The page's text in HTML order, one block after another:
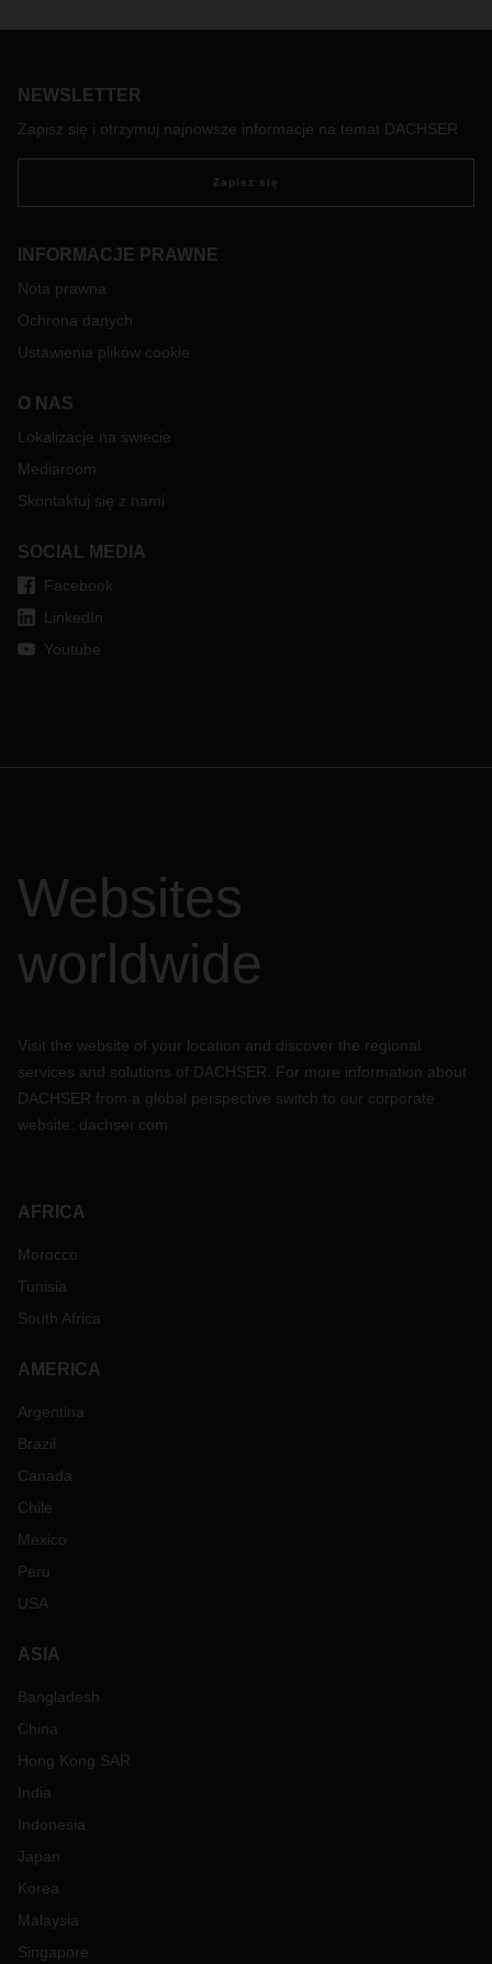
NEWSLETTER
Zapisz się i otrzymuj najnowsze informacje na temat DACHSER
Zapisz się
INFORMACJE PRAWNE
Nota prawna
Ochrona danych
Ustawienia plików cookie
O NAS
Lokalizacje na świecie
Mediaroom
Skontaktuj się z nami
SOCIAL MEDIA
Facebook
LinkedIn
Youtube
Websites
worldwide
Visit the website of your location and discover the regional
services and solutions of DACHSER. For more information about
DACHSER from a global perspective switch to our corporate
website: dachser.com
AFRICA
Morocco
Tunisia
South Africa
AMERICA
Argentina
Brazil
Canada
Chile
Mexico
Peru
USA
ASIA
Bangladesh
China
Hong Kong SAR
India
Indonesia
Japan
Korea
Malaysia
Singapore